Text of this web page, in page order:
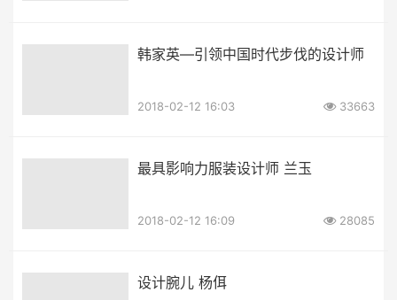
韩家英—引领中国时代步伐的设计师
2018-02-12 16:03 33663
最具影响力服装设计师 兰玉
2018-02-12 16:09 28085
设计腕儿 杨佴